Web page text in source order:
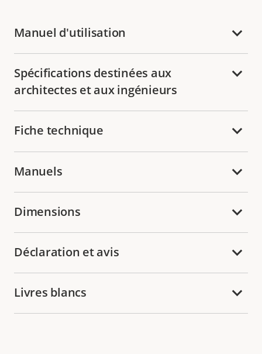
Manuel d'utilisation
Spécifications destinées aux
architectes et aux ingénieurs
Fiche technique
Manuels
Dimensions
Déclaration et avis
Livres blancs